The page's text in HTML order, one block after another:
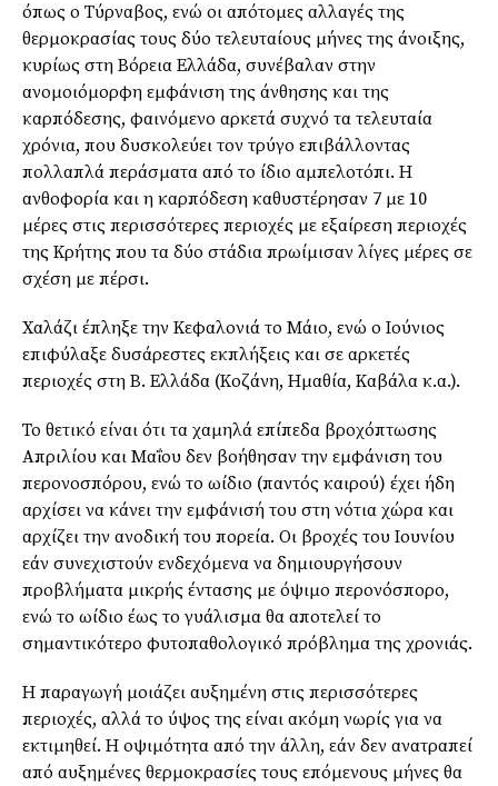
όπως ο Τύρναβος, ενώ οι απότομες αλλαγές της
θερμοκρασίας τους δύο τελευταίους μήνες της άνοιξης,
κυρίως στη Βόρεια Ελλάδα, συνέβαλαν στην
ανομοιόμορφη εμφάνιση της άνθησης και της
καρπόδεσης, φαινόμενο αρκετά συχνό τα τελευταία
χρόνια, που δυσκολεύει τον τρύγο επιβάλλοντας
πολλαπλά περάσματα από το ίδιο αμπελοτόπι. Η
ανθοφορία και η καρπόδεση καθυστέρησαν 7 με 10
μέρες στις περισσότερες περιοχές με εξαίρεση περιοχές
της Κρήτης που τα δύο στάδια πρωίμισαν λίγες μέρες σε
σχέση με πέρσι.
Χαλάζι έπληξε την Κεφαλονιά το Μάιο, ενώ ο Ιούνιος
επιφύλαξε δυσάρεστες εκπλήξεις και σε αρκετές
περιοχές στη Β. Ελλάδα (Κοζάνη, Ημαθία, Καβάλα κ.α.).
Το θετικό είναι ότι τα χαμηλά επίπεδα βροχόπτωσης
Απριλίου και Μαΐου δεν βοήθησαν την εμφάνιση του
περονοσπόρου, ενώ το ωίδιο (παντός καιρού) έχει ήδη
αρχίσει να κάνει την εμφάνισή του στη νότια χώρα και
αρχίζει την ανοδική του πορεία. Οι βροχές του Ιουνίου
εάν συνεχιστούν ενδεχόμενα να δημιουργήσουν
προβλήματα μικρής έντασης με όψιμο περονόσπορο,
ενώ το ωίδιο έως το γυάλισμα θα αποτελεί το
σημαντικότερο φυτοπαθολογικό πρόβλημα της χρονιάς.
Η παραγωγή μοιάζει αυξημένη στις περισσότερες
περιοχές, αλλά το ύψος της είναι ακόμη νωρίς για να
εκτιμηθεί. Η οψιμότητα από την άλλη, εάν δεν ανατραπεί
από αυξημένες θερμοκρασίες τους επόμενους μήνες θα